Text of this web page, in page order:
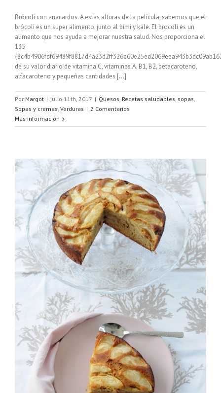
Brócoli con anacardos. A estas alturas de la película, sabemos que el
brócoli es un super alimento, junto al bimi y kale. El brocoli es un
alimento que nos ayuda a mejorar nuestra salud. Nos proporciona el
135
de su valor diario de vitamina C, vitaminas A, B1, B2, betacaroteno,
alfacaroteno y pequeñas cantidades [...]
Por Margot | julio 11th, 2017 | Quesos, Recetas saludables, sopas,
Sopas y cremas, Verduras | 2 Comentarios
Más información